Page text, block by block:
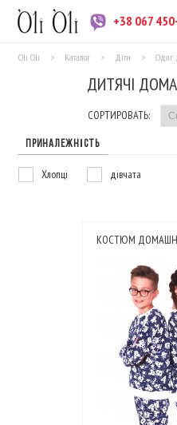
+38 067
Oli Oli > Каталог > Діти > Одяг
ДИТЯЧІ
СОРТИРОВАТЬ:
ПРИНАЛЕЖНІСТЬ
Хлопці дівчата
КОСТЮМ